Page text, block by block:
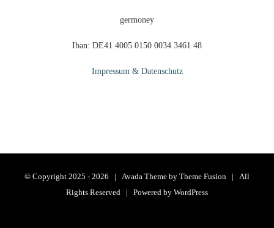
germoney
Iban: DE41 4005 0150 0034 3461 48
Impressum & Datenschutz
© Copyright 2025 - 2026 | Avada Theme by Theme Fusion | All
Rights Reserved | Powered by WordPress